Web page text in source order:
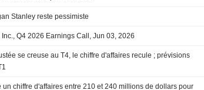
: Morgan Stanley reste pessimiste
Q4 2026 Earnings Call, Jun 03, 2026
se creuse au T4, le chiffre d'affaires recule ; prévisions
un chiffre d'affaires entre 210 et 240 millions de dollars pour